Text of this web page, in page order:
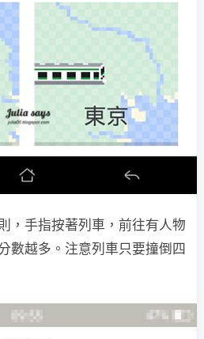
，手指按著列車，前往有人物
數越多。注意列車只要撞倒四